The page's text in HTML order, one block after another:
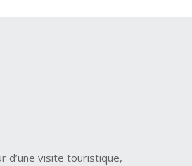
d’une visite touristique,